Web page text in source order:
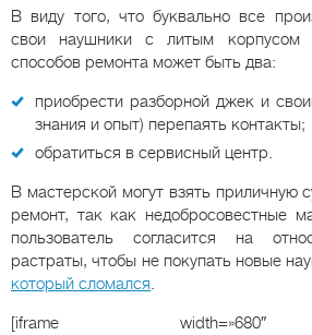
В виду того, что буквально все
свои наушники с литым корпусом
способов ремонта может быть два:
приобрести разборной джек и
знания и опыт) перепаять контакты;
обратиться в сервисный центр.
В мастерской могут взять приличную
ремонт, так как недобросовестные
пользователь согласится на
растраты, чтобы не покупать новые
который сломался.
[iframe width=»680″